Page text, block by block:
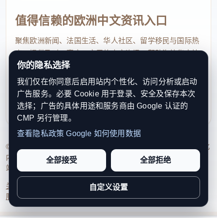
值得信赖的欧洲中文资讯入口
聚焦欧洲新闻、法国生活、华人社区、留学移民与国际热
点，提供及时、真实、实用的中文资讯，帮助海外华人快
速了解欧洲动态。
contact@xinouzhou.com
服务支持、版权与合作：工作日优先处理站务、投稿与权
利通知
© 2026 新欧洲·欧洲头条. All Rights Reserved. 本网站持续优化
内容透明度、联系方式与用户权利说明，以提升品牌信任感和
站点完整度。
关于我们 编辑规范日期归档隐私政策
服务条款联系我们
你的隐私选择
我们仅在你同意后启用站内个性化、访问分析或启动
广告服务。必要 Cookie 用于登录、安全及保存本次
选择；广告的具体用途和服务商由 Google 认证的
CMP 另行管理。
查看隐私政策 Google 如何使用数据
全部接受 全部拒绝
自定义设置